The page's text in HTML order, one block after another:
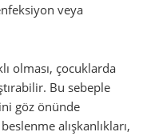
veya
olması, çocuklarda
Bu sebeple
göz önünde
alışkanlıkları,